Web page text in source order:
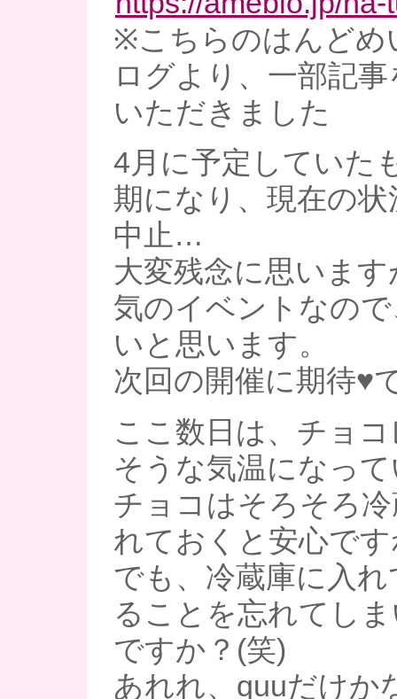
※こちらのはんどめ
ログより、一部記
いただきました
4月に予定していた
期になり、現在の
中止…
大変残念に思いま
気のイベントなの
いと思います。
次回の開催に期待♥
ここ数日は、チョ
そうな気温になっ
チョコはそろそろ
れておくと安心で
でも、冷蔵庫に入
ることを忘れてし
ですか？(笑)
あれれ、quuだけか